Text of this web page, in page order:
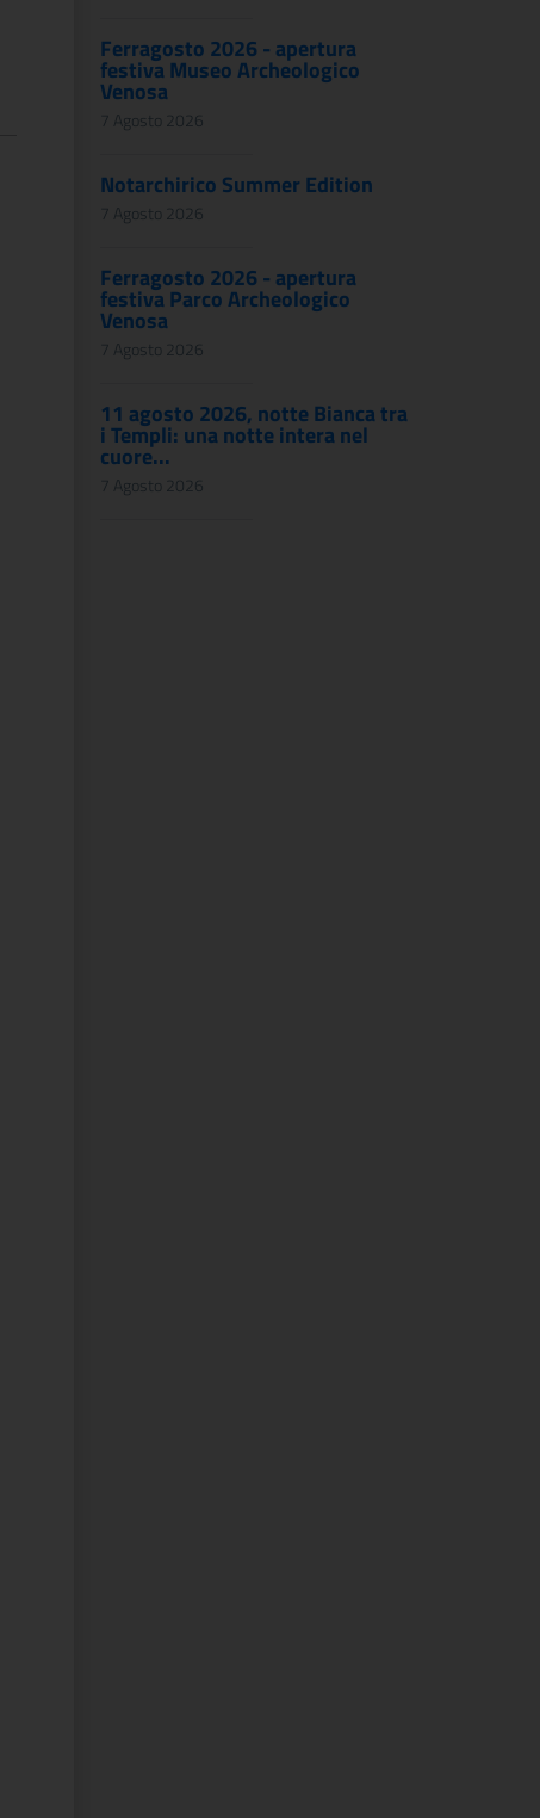
Ferragosto 2026 - apertura
festiva Museo Archeologico
Venosa
7 Agosto 2026
Notarchirico Summer Edition
7 Agosto 2026
Ferragosto 2026 - apertura
festiva Parco Archeologico
Venosa
7 Agosto 2026
11 agosto 2026, notte Bianca tra
i Templi: una notte intera nel
cuore...
7 Agosto 2026